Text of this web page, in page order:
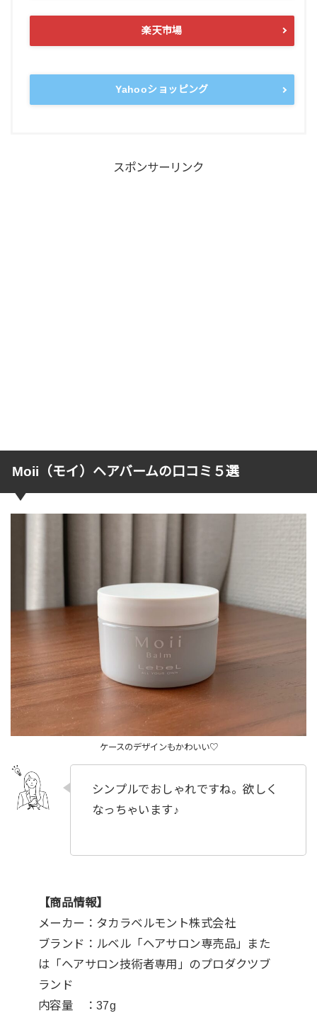
楽天市場
Yahooショッピング
スポンサーリンク
Moii（モイ）ヘアバームの口コミ５選
ケースのデザインもかわいい♡
シンプルでおしゃれですね。欲しく
なっちゃいます♪
【商品情報】
メーカー：タカラベルモント株式会社
ブランド：ルベル「ヘアサロン専売品」また
は「ヘアサロン技術者専用」のプロダクツブ
ランド
内容量 ：37g